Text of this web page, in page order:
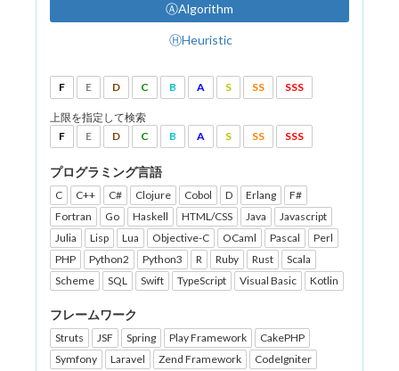
ⒶAlgorithm
ⒽHeuristic
F E D C B A S SS SSS
上限を指定して検索
F
E D C B A S SS SSS
プログラミング言語
C C++ C# Clojure Cobol D Erlang
F#
Fortran
Go Haskell HTML/CSS Java
Javascript
Julia
Lisp Lua Objective-C OCaml Pascal
Perl
PHP
Python2 Python3 R Ruby Rust
Scala
Scheme
SQL Swift TypeScript Visual Basic Kotlin
フレームワーク
Struts JSF Spring Play Framework
CakePHP
Symfony
Laravel Zend Framework
CodeIgniter